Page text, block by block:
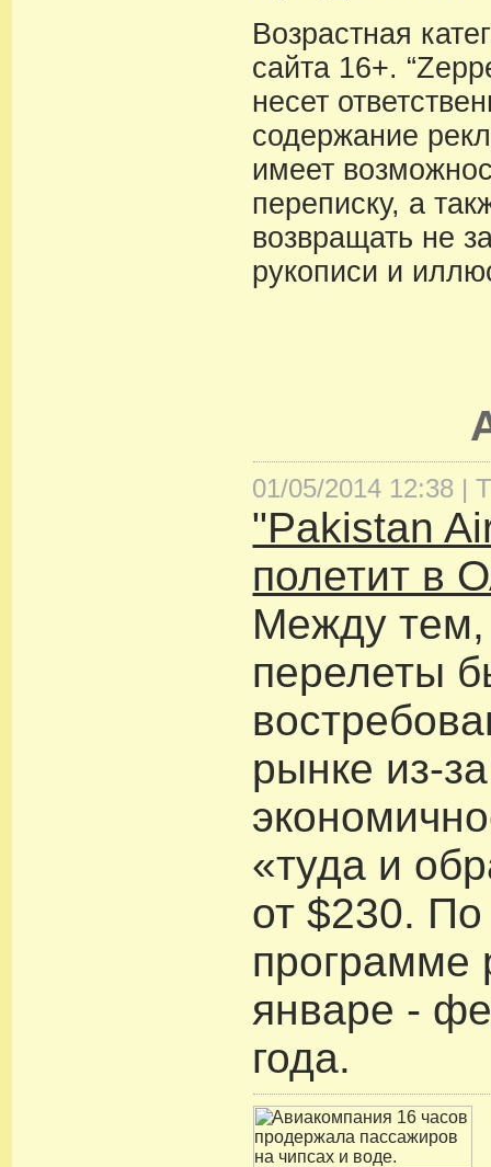
Возрастная
сайта 16+.
несет
содержание
имеет
переписку, а
возвращать не
рукописи и
01/05/2014 12:38 |
"Pakistan
полетит в
Между тем,
перелеты
рынке из-
«туда и
от $230.
программе
январе -
года.